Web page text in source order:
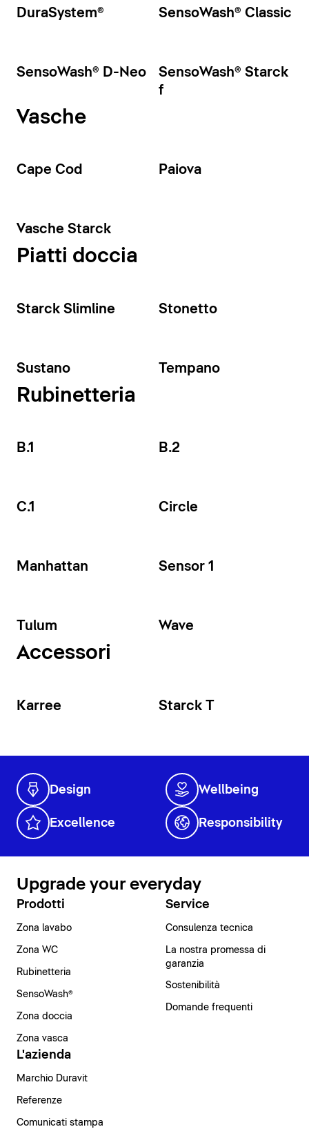
DuraSystem® SensoWash® Classic
SensoWash® D-Neo
SensoWash® Starck
f
Vasche
Cape Cod Paiova
Vasche Starck
Piatti doccia
Starck Slimline Stonetto
Sustano Tempano
Rubinetteria
B.1 B.2
C.1 Circle
Manhattan Sensor 1
Tulum Wave
Accessori
Karree Starck T
Design Wellbeing
Excellence Responsibility
Upgrade your everyday
Prodotti
Zona lavabo
Zona WC
Rubinetteria
SensoWash®
Zona doccia
Zona vasca
Service
Consulenza tecnica
La nostra promessa di
garanzia
Sostenibilità
Domande frequenti
L'azienda
Marchio Duravit
Referenze
Comunicati stampa